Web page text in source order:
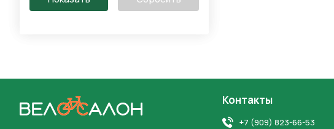
Контакты
+7 (909) 823-66-53